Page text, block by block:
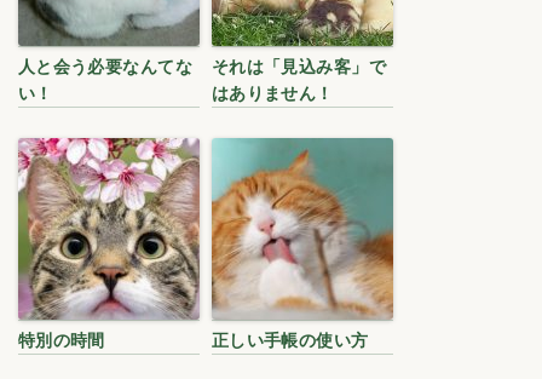
人と会う必要なんてな
い！
それは「見込み客」で
はありません！
特別の時間 正しい手帳の使い方